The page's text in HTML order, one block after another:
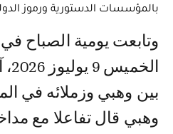
بالمؤسسات الدستورية ورموز
وتابعت يومية الصباح في عددها الصادر يوم
بين وهبي وزملائه في
وهبي قال تفاعلا مع